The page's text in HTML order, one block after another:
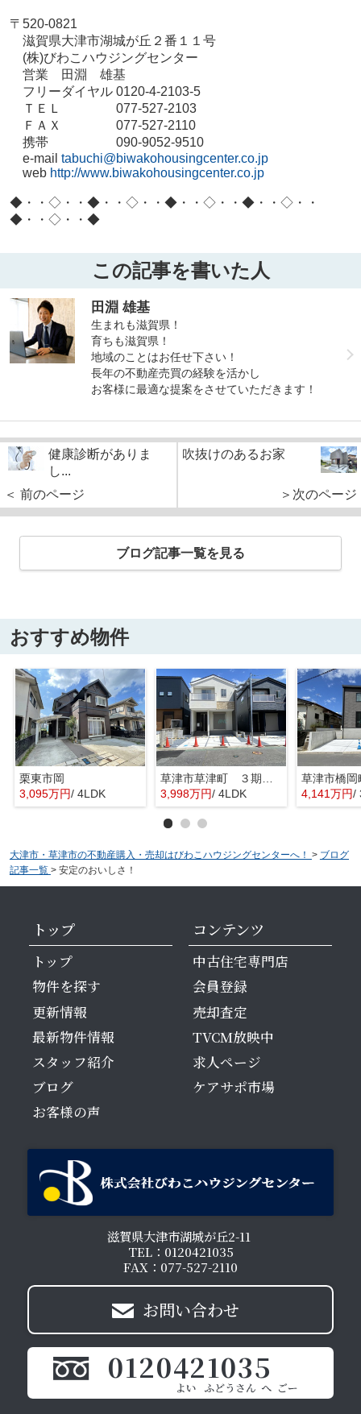
〒 520-0821
滋賀県大津市湖城が丘２番１１号
(株)びわこハウジングセンター
営業 田淵 雄基
フリーダイヤル0120-4-2103-5
ＴＥＬ 077-527-2103
ＦＡＸ 077-527-2110
携帯
090-9052-9510
e-mail tabuchi@biwakohousingcenter.co.jp
web http://www.biwakohousingcenter.co.jp
◆・・◇・・◆・・◇・・◆・・◇・・◆・・◇・・
◆・・◇・・◆
この記事を書いた人
田淵 雄基
生まれも滋賀県！
育ちも滋賀県！
地域のことはお任せ下さい！
長年の不動産売買の経験を活かし
お客様に最適な提案をさせていただきます！
健康診断がありま
し...
＜ 前のページ
吹抜けのあるお家
＞次のページ
ブログ記事一覧を見る
おすすめ物件
栗東市岡
3,095万円/ 4LDK
3,998万円/ 4LDK 4,141万円/
大津市・草津市の不動産購入・売却はびわこハウジングセンターへ！ > ブログ
記事一覧 > 安定のおいしさ！
トップ
トップ
物件を探す
更新情報
最新物件情報
スタッフ紹介
ブログ
お客様の声
コンテンツ
中古住宅専門店
会員登録
売却査定
TVCM放映中
求人ページ
ケアサポ市場
滋賀県大津市湖城が丘2-11
TEL：0120421035
FAX：077-527-2110
お問い合わせ
0120421035